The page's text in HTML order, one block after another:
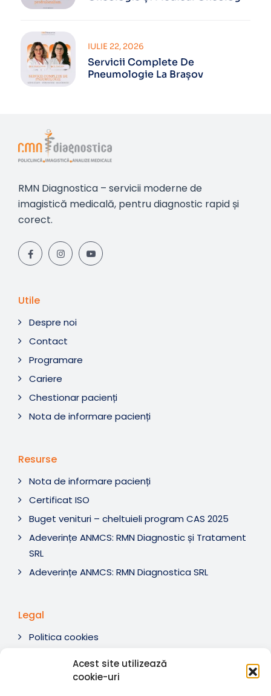
Acest site utilizează
cookie-uri
Servicii Complete De
Pneumologie La Brașov
IULIE 22, 2026
RMN Diagnostica – servicii moderne de
imagistică medicală, pentru diagnostic rapid și
corect.
Utile
Despre noi
Contact
Programare
Cariere
Chestionar pacienți
Nota de informare pacienți
Resurse
Nota de informare pacienți
Certificat ISO
Buget venituri – cheltuieli program CAS 2025
Adeverințe ANMCS: RMN Diagnostic și Tratament
SRL
Adeverințe ANMCS: RMN Diagnostica SRL
Legal
Politica cookies
Soluționare litigii